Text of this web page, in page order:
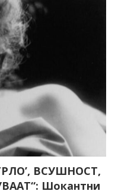
ВСУШНОСТ,
Шокантни